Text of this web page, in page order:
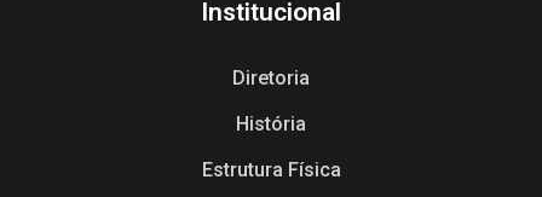
Institucional
Diretoria
História
Estrutura Física